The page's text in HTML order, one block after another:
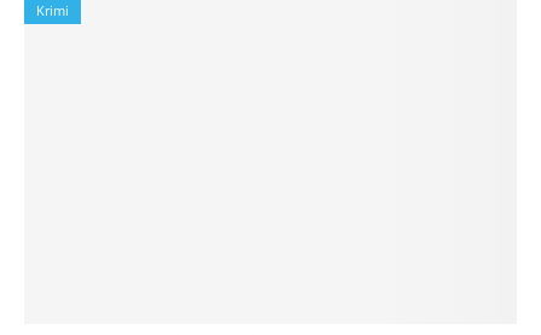
Krimi